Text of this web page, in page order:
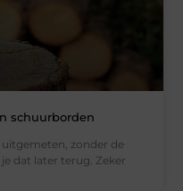
schuurborden
zonder de
dat later terug. Zeker